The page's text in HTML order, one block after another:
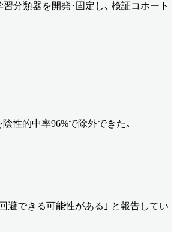
分類器を開発･固定し､ 検証コホート
性的中率96%で除外できた｡
避できる可能性がある｣ と報告してい